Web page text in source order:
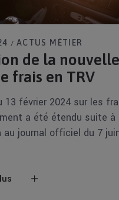
ACTUS MÉTIER
de la nouvelle
frais en TRV
13 février 2024 sur les
a été étendu suite à
au journal officiel du 7